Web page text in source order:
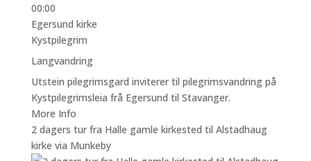
00:00
Egersund kirke
Kystpilegrim
Langvandring
Utstein pilegrimsgard inviterer til pilegrimsvandring på
Kystpilegrimsleia frå Egersund til Stavanger.
More Info
2 dagers tur fra Halle gamle kirkested til Alstadhaug
kirke via Munkeby